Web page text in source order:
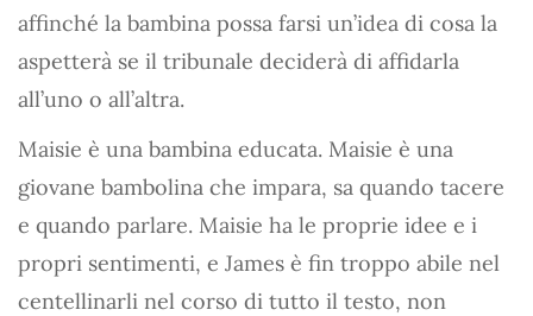
affinché la bambina possa farsi un’idea di cosa la
aspetterà se il tribunale deciderà di affidarla
all’uno o all’altra.
Maisie è una bambina educata. Maisie è una
giovane bambolina che impara, sa quando tacere
e quando parlare. Maisie ha le proprie idee e i
propri sentimenti, e James è fin troppo abile nel
centellinarli nel corso di tutto il testo, non